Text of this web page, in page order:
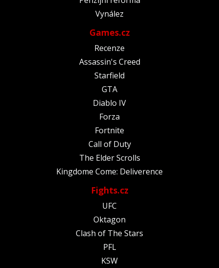
Vynález
Games.cz
Recenze
Assassin's Creed
Starfield
GTA
Diablo IV
Forza
Fortnite
Call of Duty
The Elder Scrolls
Kingdome Come: Deliverence
Fights.cz
UFC
Oktagon
Clash of The Stars
PFL
KSW